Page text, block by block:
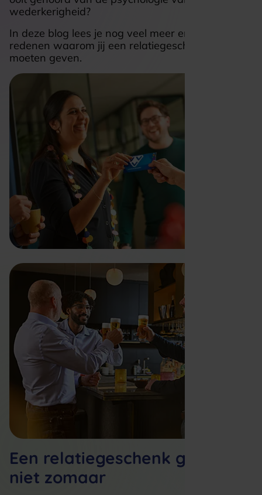
wederkerigheid?
In deze blog lees je nog veel meer en delen we 5
redenen waarom jij een relatiegeschenk zou
moeten geven.
Een relatiegeschenk geef je
niet zomaar